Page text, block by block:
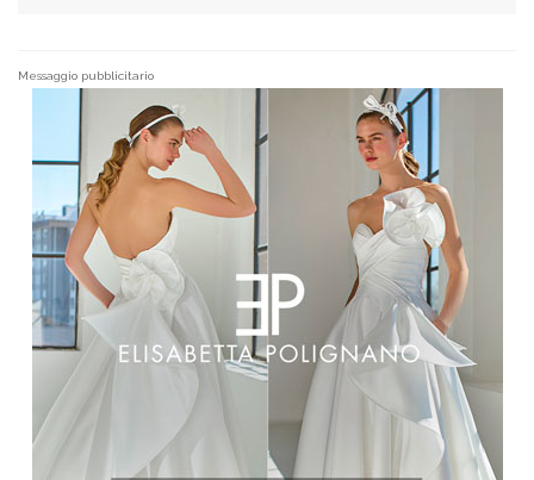
Messaggio pubblicitario